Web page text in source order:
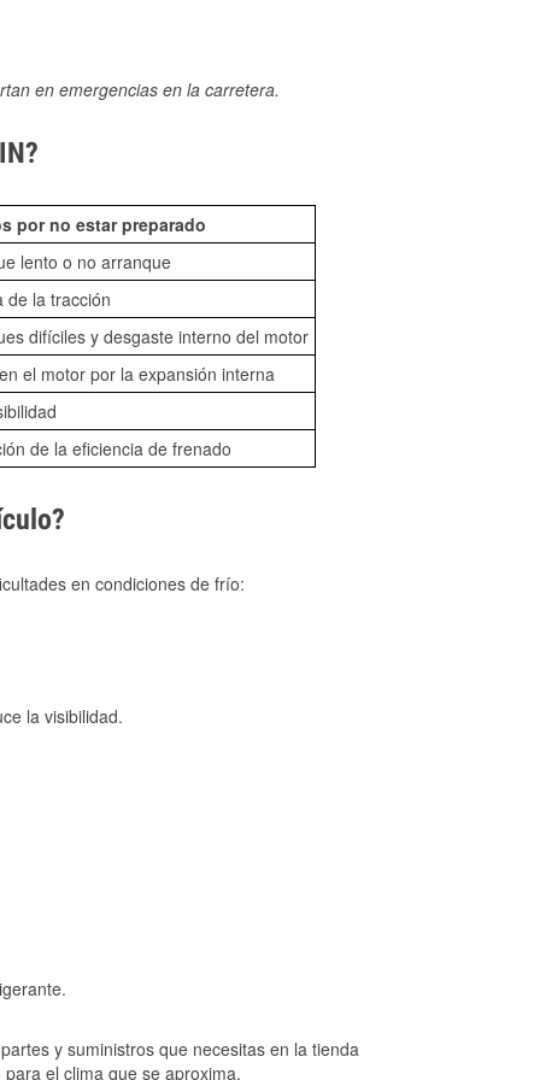
en emergencias en la carretera.
por no estar preparado
lento o no arranque
de la tracción
difíciles y desgaste interno del motor
el motor por la expansión interna
de la eficiencia de frenado
en condiciones de frío:
la visibilidad.
y suministros que necesitas en la tienda
el clima que se aproxima.